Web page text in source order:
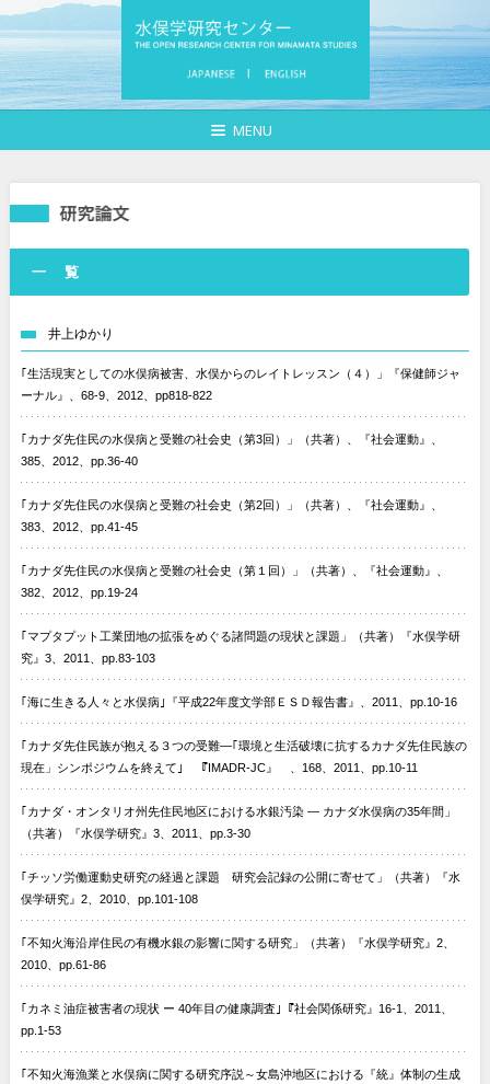
MENU
一 覧
井上ゆかり
｢生活現実としての水俣病被害、水俣からのレイトレッスン（４）」『保健師ジャ
ーナル』、68-9、2012、pp818-822
｢カナダ先住民の水俣病と受難の社会史（第3回）」（共著）、『社会運動』、
385、2012、pp.36-40
｢カナダ先住民の水俣病と受難の社会史（第2回）」（共著）、『社会運動』、
383、2012、pp.41-45
｢カナダ先住民の水俣病と受難の社会史（第１回）」（共著）、『社会運動』、
382、2012、pp.19-24
｢マプタプット工業団地の拡張をめぐる諸問題の現状と課題」（共著）『水俣学研
究』3、2011、pp.83-103
｢海に生きる人々と水俣病｣『平成22年度文学部ＥＳＤ報告書』、2011、pp.10-16
｢カナダ先住民族が抱える３つの受難—｢環境と生活破壊に抗するカナダ先住民族の
現在」シンポジウムを終えて｣ 『IMADR-JC』 、168、2011、pp.10-11
｢カナダ・オンタリオ州先住民地区における水銀汚染 — カナダ水俣病の35年間」
（共著）『水俣学研究』3、2011、pp.3-30
｢チッソ労働運動史研究の経過と課題 研究会記録の公開に寄せて」（共著）『水
俣学研究』2、2010、pp.101-108
｢不知火海沿岸住民の有機水銀の影響に関する研究」（共著）『水俣学研究』2、
2010、pp.61-86
｢カネミ油症被害者の現状 ー 40年目の健康調査｣『社会関係研究』16-1、2011、
pp.1-53
｢不知火海漁業と水俣病に関する研究序説～女島沖地区における『統』体制の生成